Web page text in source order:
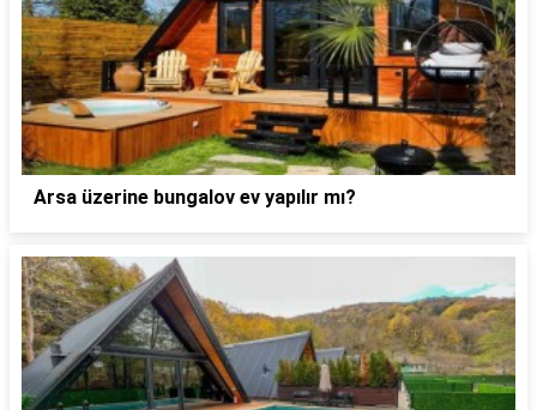
Arsa üzerine bungalov ev yapılır mı?